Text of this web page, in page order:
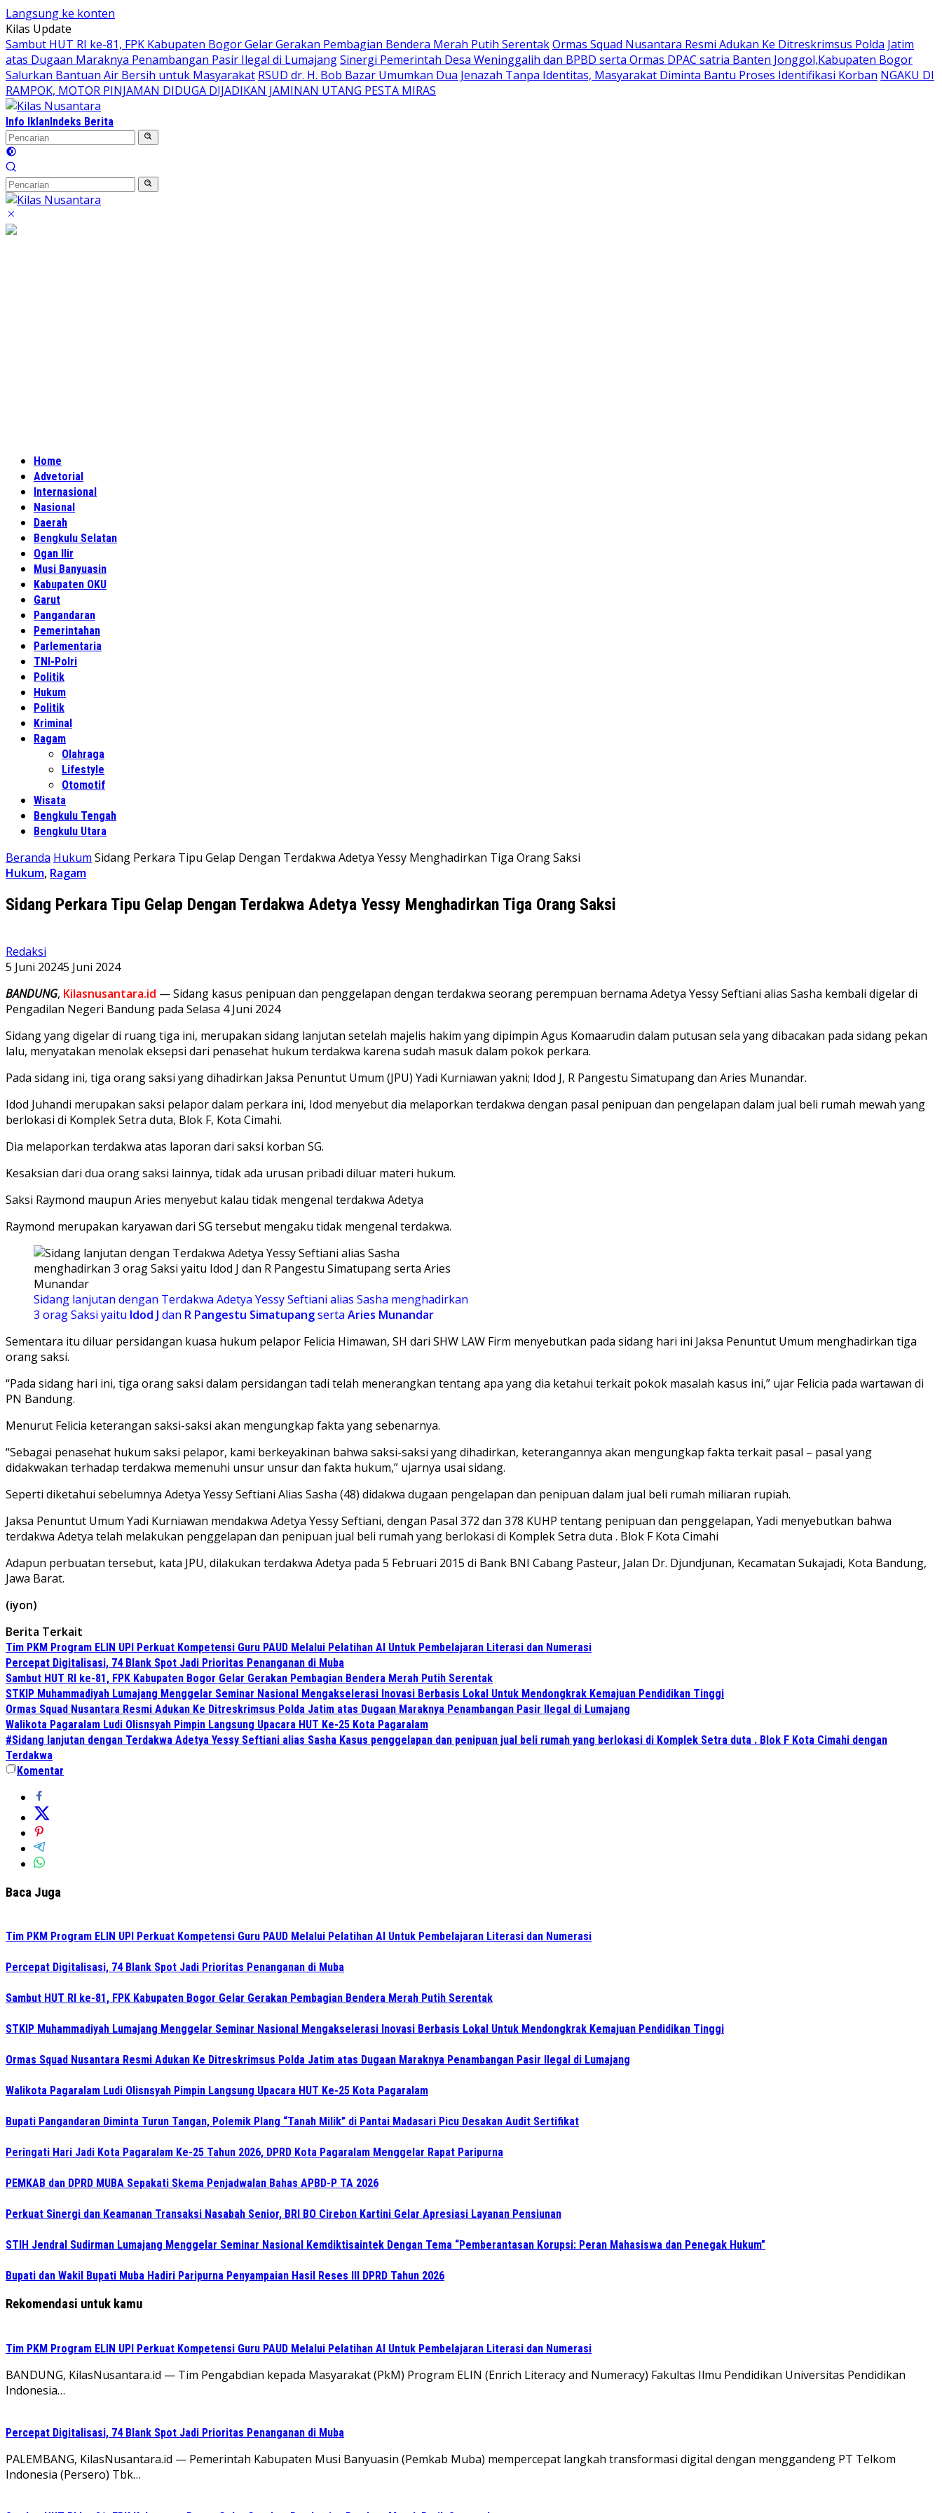
Langsung ke konten
Kilas Update
Sambut HUT RI ke-81, FPK Kabupaten Bogor Gelar Gerakan Pembagian Bendera Merah Putih SerentakOrmas Squad Nusantara Resmi Adukan Ke Ditreskrimsus Polda Jatim
atas Dugaan Maraknya Penambangan Pasir Ilegal di LumajangSinergi Pemerintah Desa Weninggalih dan BPBD serta Ormas DPAC satria Banten Jonggol,Kabupaten Bogor
Salurkan Bantuan Air Bersih untuk Masyarakat RSUD dr. H. Bob Bazar Umumkan Dua Jenazah Tanpa Identitas, Masyarakat Diminta Bantu Proses Identifikasi Korban NGAKU DI
RAMPOK, MOTOR PINJAMAN DIDUGA DIJADIKAN JAMINAN UTANG PESTA MIRAS
Info IklanIndeks Berita
Home
Advetorial
Internasional
Nasional
Daerah
Bengkulu Selatan
Ogan Ilir
Musi Banyuasin
Kabupaten OKU
Garut
Pangandaran
Pemerintahan
Parlementaria
TNI-Polri
Politik
Hukum
Politik
Kriminal
Ragam
Olahraga
Lifestyle
Otomotif
Wisata
Bengkulu Tengah
Bengkulu Utara
Beranda Hukum Sidang Perkara Tipu Gelap Dengan Terdakwa Adetya Yessy Menghadirkan Tiga Orang Saksi
Hukum, Ragam
Sidang Perkara Tipu Gelap Dengan Terdakwa Adetya Yessy Menghadirkan Tiga Orang Saksi
Redaksi
5 Juni 20245 Juni 2024
BANDUNG, Kilasnusantara.id — Sidang kasus penipuan dan penggelapan dengan terdakwa seorang perempuan bernama Adetya Yessy Seftiani alias Sasha kembali digelar di
Pengadilan Negeri Bandung pada Selasa 4 Juni 2024
Sidang yang digelar di ruang tiga ini, merupakan sidang lanjutan setelah majelis hakim yang dipimpin Agus Komaarudin dalam putusan sela yang dibacakan pada sidang pekan
lalu, menyatakan menolak eksepsi dari penasehat hukum terdakwa karena sudah masuk dalam pokok perkara.
Pada sidang ini, tiga orang saksi yang dihadirkan Jaksa Penuntut Umum (JPU) Yadi Kurniawan yakni; Idod J, R Pangestu Simatupang dan Aries Munandar.
Idod Juhandi merupakan saksi pelapor dalam perkara ini, Idod menyebut dia melaporkan terdakwa dengan pasal penipuan dan pengelapan dalam jual beli rumah mewah yang
berlokasi di Komplek Setra duta, Blok F, Kota Cimahi.
Dia melaporkan terdakwa atas laporan dari saksi korban SG.
Kesaksian dari dua orang saksi lainnya, tidak ada urusan pribadi diluar materi hukum.
Saksi Raymond maupun Aries menyebut kalau tidak mengenal terdakwa Adetya
Raymond merupakan karyawan dari SG tersebut mengaku tidak mengenal terdakwa.
Sidang lanjutan dengan Terdakwa Adetya Yessy Seftiani alias Sasha menghadirkan
3 orag Saksi yaitu Idod J dan R Pangestu Simatupangserta Aries Munandar
Sementara itu diluar persidangan kuasa hukum pelapor Felicia Himawan, SH dari SHW LAW Firm menyebutkan pada sidang hari ini Jaksa Penuntut Umum menghadirkan tiga
orang saksi.
“Pada sidang hari ini, tiga orang saksi dalam persidangan tadi telah menerangkan tentang apa yang dia ketahui terkait pokok masalah kasus ini,” ujar Felicia pada wartawan di
PN Bandung.
Menurut Felicia keterangan saksi-saksi akan mengungkap fakta yang sebenarnya.
“Sebagai penasehat hukum saksi pelapor, kami berkeyakinan bahwa saksi-saksi yang dihadirkan, keterangannya akan mengungkap fakta terkait pasal – pasal yang
didakwakan terhadap terdakwa memenuhi unsur unsur dan fakta hukum,” ujarnya usai sidang.
Seperti diketahui sebelumnya Adetya Yessy Seftiani Alias Sasha (48) didakwa dugaan pengelapan dan penipuan dalam jual beli rumah miliaran rupiah.
Jaksa Penuntut Umum Yadi Kurniawan mendakwa Adetya Yessy Seftiani, dengan Pasal 372 dan 378 KUHP tentang penipuan dan penggelapan, Yadi menyebutkan bahwa
terdakwa Adetya telah melakukan penggelapan dan penipuan jual beli rumah yang berlokasi di Komplek Setra duta . Blok F Kota Cimahi
Adapun perbuatan tersebut, kata JPU, dilakukan terdakwa Adetya pada 5 Februari 2015 di Bank BNI Cabang Pasteur, Jalan Dr. Djundjunan, Kecamatan Sukajadi, Kota Bandung,
Jawa Barat.
(iyon)
Berita Terkait
Tim PKM Program ELIN UPI Perkuat Kompetensi Guru PAUD Melalui Pelatihan AI Untuk Pembelajaran Literasi dan Numerasi
Percepat Digitalisasi, 74 Blank Spot Jadi Prioritas Penanganan di Muba
Sambut HUT RI ke-81, FPK Kabupaten Bogor Gelar Gerakan Pembagian Bendera Merah Putih Serentak
STKIP Muhammadiyah Lumajang Menggelar Seminar Nasional Mengakselerasi Inovasi Berbasis Lokal Untuk Mendongkrak Kemajuan Pendidikan Tinggi
Ormas Squad Nusantara Resmi Adukan Ke Ditreskrimsus Polda Jatim atas Dugaan Maraknya Penambangan Pasir Ilegal di Lumajang
Walikota Pagaralam Ludi Olisnsyah Pimpin Langsung Upacara HUT Ke-25 Kota Pagaralam
#Sidang lanjutan dengan Terdakwa Adetya Yessy Seftiani alias Sasha Kasus penggelapan dan penipuan jual beli rumah yang berlokasi di Komplek Setra duta . Blok F Kota Cimahi dengan
Terdakwa
Komentar
Baca Juga
Tim PKM Program ELIN UPI Perkuat Kompetensi Guru PAUD Melalui Pelatihan AI Untuk Pembelajaran Literasi dan Numerasi
Percepat Digitalisasi, 74 Blank Spot Jadi Prioritas Penanganan di Muba
Sambut HUT RI ke-81, FPK Kabupaten Bogor Gelar Gerakan Pembagian Bendera Merah Putih Serentak
STKIP Muhammadiyah Lumajang Menggelar Seminar Nasional Mengakselerasi Inovasi Berbasis Lokal Untuk Mendongkrak Kemajuan Pendidikan Tinggi
Ormas Squad Nusantara Resmi Adukan Ke Ditreskrimsus Polda Jatim atas Dugaan Maraknya Penambangan Pasir Ilegal di Lumajang
Walikota Pagaralam Ludi Olisnsyah Pimpin Langsung Upacara HUT Ke-25 Kota Pagaralam
Bupati Pangandaran Diminta Turun Tangan, Polemik Plang “Tanah Milik” di Pantai Madasari Picu Desakan Audit Sertifikat
Peringati Hari Jadi Kota Pagaralam Ke-25 Tahun 2026, DPRD Kota Pagaralam Menggelar Rapat Paripurna
PEMKAB dan DPRD MUBA Sepakati Skema Penjadwalan Bahas APBD-P TA 2026
Perkuat Sinergi dan Keamanan Transaksi Nasabah Senior, BRI BO Cirebon Kartini Gelar Apresiasi Layanan Pensiunan
STIH Jendral Sudirman Lumajang Menggelar Seminar Nasional Kemdiktisaintek Dengan Tema “Pemberantasan Korupsi: Peran Mahasiswa dan Penegak Hukum”
Bupati dan Wakil Bupati Muba Hadiri Paripurna Penyampaian Hasil Reses III DPRD Tahun 2026
Rekomendasi untuk kamu
Tim PKM Program ELIN UPI Perkuat Kompetensi Guru PAUD Melalui Pelatihan AI Untuk Pembelajaran Literasi dan Numerasi
BANDUNG, KilasNusantara.id — Tim Pengabdian kepada Masyarakat (PkM) Program ELIN (Enrich Literacy and Numeracy) Fakultas Ilmu Pendidikan Universitas Pendidikan
Indonesia…
Percepat Digitalisasi, 74 Blank Spot Jadi Prioritas Penanganan di Muba
PALEMBANG, KilasNusantara.id — Pemerintah Kabupaten Musi Banyuasin (Pemkab Muba) mempercepat langkah transformasi digital dengan menggandeng PT Telkom
Indonesia (Persero) Tbk…